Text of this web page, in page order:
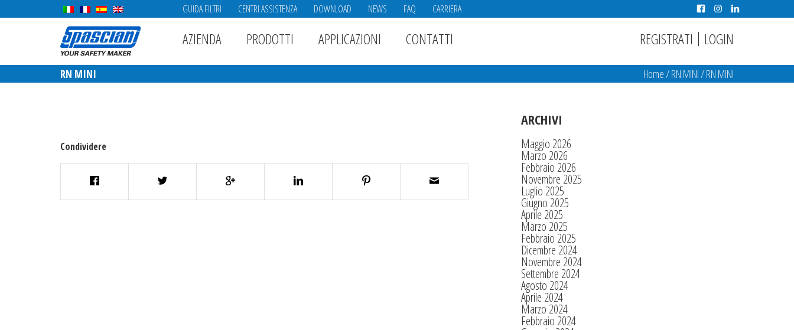
GUIDA FILTRI CENTRI ASSISTENZA DOWNLOAD NEWS FAQ CARRIERA
AZIENDA PRODOTTI APPLICAZIONI CONTATTI REGISTRATI | LOGIN
RN MINI Home/RN MINI/RN MINI
Condividere
ARCHIVI
Maggio 2026
Marzo 2026
Febbraio 2026
Novembre 2025
Luglio 2025
Giugno 2025
Aprile 2025
Marzo 2025
Febbraio 2025
Dicembre 2024
Novembre 2024
Settembre 2024
Agosto 2024
Aprile 2024
Marzo 2024
Febbraio 2024